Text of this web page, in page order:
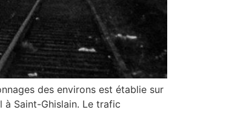
des environs est établie sur
à Saint-Ghislain. Le trafic